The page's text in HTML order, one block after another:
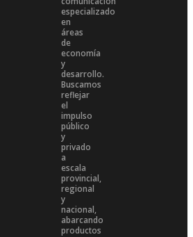
especializado
en
áreas
de
economía
y
desarrollo.
Buscamos
reflejar
el
impulso
público
y
privado
a
escala
provincial,
regional
y
nacional,
abarcando
productos